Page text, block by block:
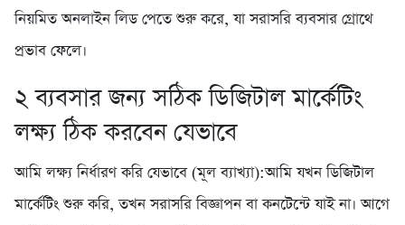
নিয়মিত অনলাইন লিড পেতে শুরু করে, যা সরাসরি ব্যবসার গ্রোথে
প্রভাব ফেলে।
২️ ব্যবসার জন্য সঠিক ডিজিটাল মার্কেটিং
লক্ষ্য ঠিক করবেন যেভাবে
আমি লক্ষ্য নির্ধারণ করি যেভাবে (মূল ব্যাখ্যা):আমি যখন ডিজিটাল
মার্কেটিং শুরু করি, তখন সরাসরি বিজ্ঞাপন বা কনটেন্টে যাই না। আগে